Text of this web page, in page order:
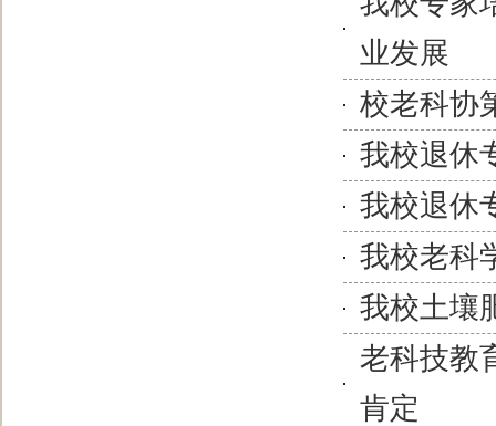
业发展
校老科协
我校退休
我校退休
我校老科
我校土壤
老科技教
肯定